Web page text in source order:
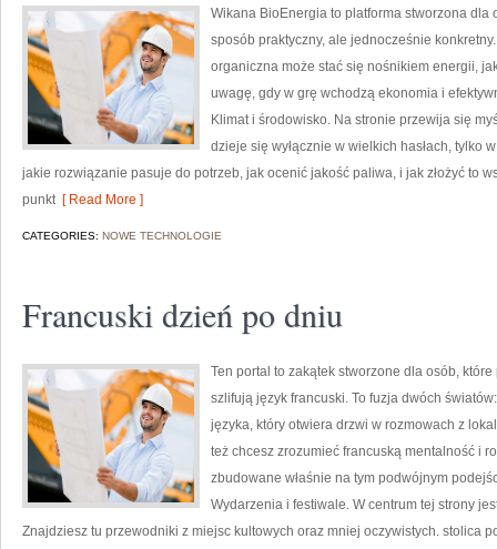
Wikana BioEnergia to platforma stworzona
sposób praktyczny, ale jednocześnie
organiczna może stać się nośnikiem energii,
uwagę, gdy w grę wchodzą ekonomia i
Klimat i środowisko. Na stronie przewija się
dzieje się wyłącznie w wielkich hasłach, tylko
jakie rozwiązanie pasuje do potrzeb, jak ocenić jakość paliwa, i jak złożyć to
punkt[ Read More ]
CATEGORIES: NOWE TECHNOLOGIE
Francuski dzień po dniu
Ten portal to zakątek stworzone dla osób,
szlifują język francuski. To fuzja dwóch
języka, który otwiera drzwi w rozmowach z
też chcesz zrozumieć francuską mentalność i
zbudowane właśnie na tym podwójnym
Wydarzenia i festiwale. W centrum tej strony
Znajdziesz tu przewodniki z miejsc kultowych oraz mniej oczywistych. stolica